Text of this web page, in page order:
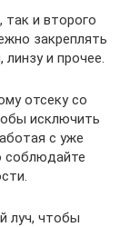
так и второго
закреплять
и прочее.
отсеку со
исключить
с уже
соблюдайте
луч, чтобы